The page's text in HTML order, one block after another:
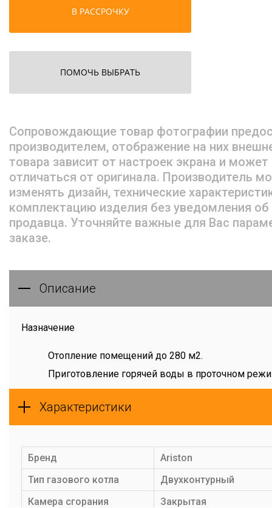
В РАССРОЧКУ
ПОМОЧЬ ВЫБРАТЬ
Сопровождающие товар фотографии
производителем, отображение на них
товара зависит от настроек экрана и может
отличаться от оригинала. Производитель
изменять дизайн, технические
комплектацию изделия без уведомления
продавца. Уточняйте важные для Вас
заказе.
Описание
Назначение
Отопление помещений до 280 м2.
Приготовление горячей воды в проточном
Преимущества
Закрытая камера сгорания
Основной теплообменник из меди
Теплообменник ГВС из нержавеющей стали
Функция «AUTO» (погодозависимое
Характеристики
Бренд
Ariston
Тип газового котла
Двухконтурный
Камера сгорания
Закрытая